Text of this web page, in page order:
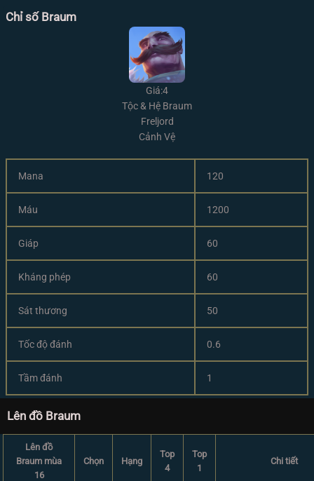
Chỉ số Braum
Giá:4
Tộc & Hệ Braum
Freljord
Cảnh Vệ
Mana 120
Máu 1200
Giáp 60
Kháng phép 60
Sát thương 50
Tốc độ đánh 0.6
Tầm đánh 1
Lên đồ Braum
Lên đồ
Braum mùa
16
Chọn Hạng
Top
4
Top
1
Chi tiết